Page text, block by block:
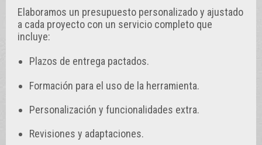
Elaboramos un presupuesto personalizado y ajustado
a cada proyecto con un servicio completo que
incluye:
Plazos de entrega pactados.
Formación para el uso de la herramienta.
Personalización y funcionalidades extra.
Revisiones y adaptaciones.